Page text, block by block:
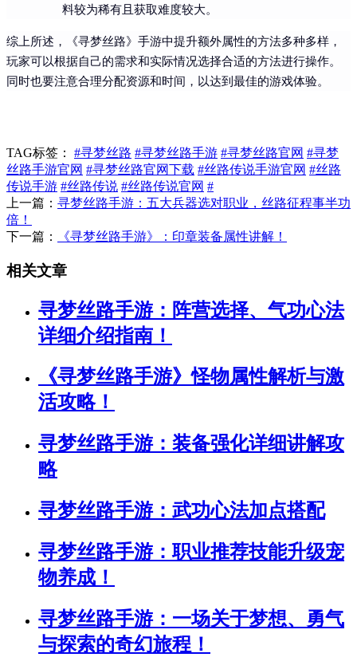
料较为稀有且获取难度较大。
综上所述，《寻梦丝路》手游中提升额外属性的方法多种多样，
玩家可以根据自己的需求和实际情况选择合适的方法进行操作。
同时也要注意合理分配资源和时间，以达到最佳的游戏体验。
TAG标签： #寻梦丝路 #寻梦丝路手游 #寻梦丝路官网 #寻梦
丝路手游官网 #寻梦丝路官网下载 #丝路传说手游官网 #丝路
传说手游 #丝路传说 #丝路传说官网 #
上一篇： 寻梦丝路手游：五大兵器选对职业，丝路征程事半功
倍！
下一篇：
《寻梦丝路手游》：印章装备属性讲解！
相关文章
寻梦丝路手游：阵营选择、气功心法
详细介绍指南！
《寻梦丝路手游》怪物属性解析与激
活攻略！
寻梦丝路手游：装备强化详细讲解攻
略
寻梦丝路手游：武功心法加点搭配
寻梦丝路手游：职业推荐技能升级宠
物养成！
寻梦丝路手游：一场关于梦想、勇气
与探索的奇幻旅程！